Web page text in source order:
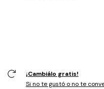
¡Cambiálo gratis!
Si no te gustó o no te